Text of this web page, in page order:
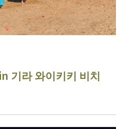
기라 와이키키 비치